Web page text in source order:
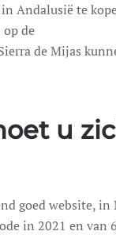
Andalusië te
de
de Mijas
u
goed website,
in 2021 en